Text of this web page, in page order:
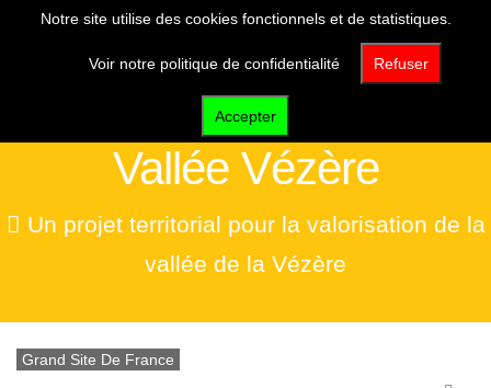
Grand Site de France
Vallée Vézère
Un projet territorial pour la valorisation de la
vallée de la Vézère
Grand Site De France
Notre site utilise des cookies fonctionnels et de statistiques.
Voir notre politique de confidentialité Refuser
Accepter